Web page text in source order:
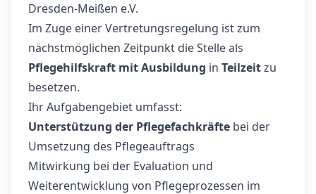
Dresden-Meißen e.V.
Im Zuge einer Vertretungsregelung ist zum
nächstmöglichen Zeitpunkt die Stelle als
Pflegehilfskraft mit Ausbildung in Teilzeitzu
besetzen.
Ihr Aufgabengebiet umfasst:
Unterstützung der Pflegefachkräfte bei der
Umsetzung des Pflegeauftrags
Mitwirkung bei der Evaluation und
Weiterentwicklung von Pflegeprozessen im